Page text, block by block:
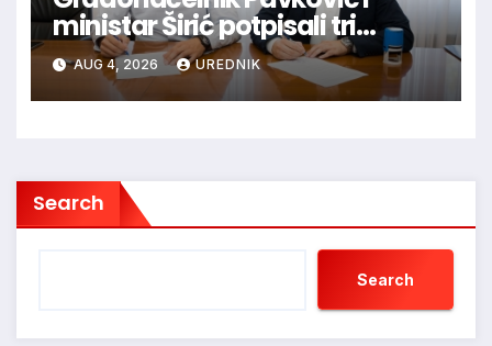
ministar Širić potpisali tri
ugovora o sufinanciranju
vrijedna 272.000,00 KM
AUG 4, 2026 UREDNIK
Search
Search